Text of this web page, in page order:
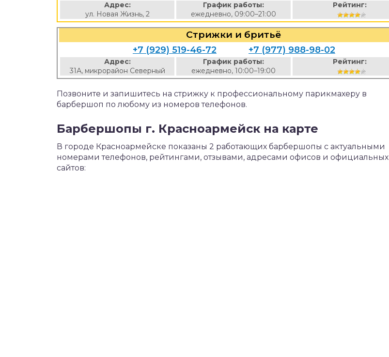
Адрес:
ул. Новая Жизнь, 2
График работы:
ежедневно, 09:00–21:00
Рейтинг:
Стрижки и бритьё
+7 (929) 519-46-72 +7 (977) 988-98-02
Адрес:
31А, микрорайон Северный
График работы:
ежедневно, 10:00–19:00
Рейтинг:
Позвоните и запишитесь на стрижку к профессиональному парикмахеру в
барбершоп по любому из номеров телефонов.
Барбершопы г. Красноармейск на карте
В городе Красноармейске показаны 2 работающих барбершопы с актуальными
номерами телефонов, рейтингами, отзывами, адресами офисов и официальных
сайтов: